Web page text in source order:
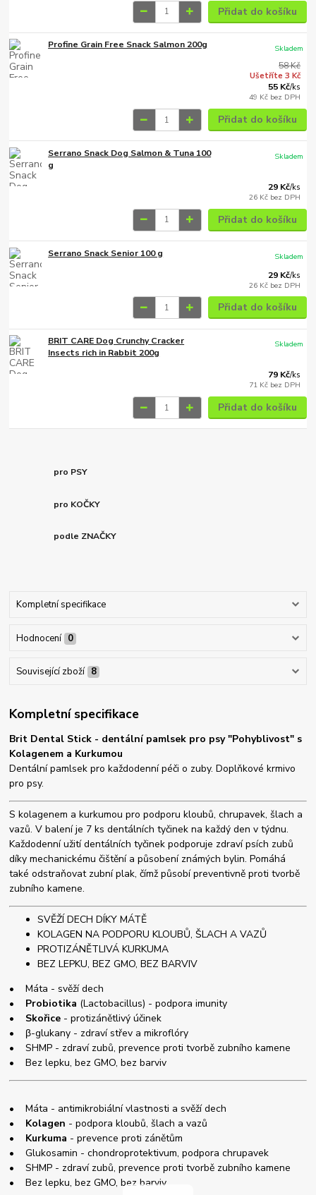
Přidat do košíku
Profine Grain Free Snack Salmon 200g
58 Kč
Ušetříte 3 Kč
55 Kč/ks
49 Kč bez DPH
Skladem
Přidat do košíku
Serrano Snack Dog Salmon & Tuna 100
g
29 Kč/ks
26 Kč bez DPH
Skladem
Přidat do košíku
Serrano Snack Senior 100 g
29 Kč/ks
26 Kč bez DPH
Skladem
Přidat do košíku
BRIT CARE Dog Crunchy Cracker
Insects rich in Rabbit 200g
79 Kč/ks
71 Kč bez DPH
Skladem
Přidat do košíku
pro PSY
pro KOČKY
podle ZNAČKY
Kompletní specifikace
Hodnocení 0
Související zboží 8
Kompletní specifikace
Brit Dental Stick - dentální pamlsek pro psy "Pohyblivost" s
Kolagenem a Kurkumou
Dentální pamlsek pro každodenní péči o zuby. Doplňkové krmivo
pro psy.
S kolagenem a kurkumou pro podporu kloubů, chrupavek, šlach a
vazů. V balení je 7 ks dentálních tyčinek na každý den v týdnu.
Každodenní užití dentálních tyčinek podporuje zdraví psích zubů
díky mechanickému čištění a působení známých bylin. Pomáhá
také odstraňovat zubní plak, čímž působí preventivně proti tvorbě
zubního kamene.
SVĚŽÍ DECH DÍKY MÁTĚ
KOLAGEN NA PODPORU KLOUBŮ, ŠLACH A VAZŮ
PROTIZÁNĚTLIVÁ KURKUMA
BEZ LEPKU, BEZ GMO, BEZ BARVIV
• Máta - svěží dech
• Probiotika (Lactobacillus) - podpora imunity
•
Skořice - protizánětlivý účinek
• β-glukany - zdraví střev a mikroflóry
• SHMP - zdraví zubů, prevence proti tvorbě zubního kamene
• Bez lepku, bez GMO, bez barviv
• Máta - antimikrobiální vlastnosti a svěží dech
• Kolagen - podpora kloubů, šlach a vazů
• Kurkuma - prevence proti zánětům
• Glukosamin - chondroprotektivum, podpora chrupavek
• SHMP - zdraví zubů, prevence proti tvorbě zubního kamene
• Bez lepku, bez GMO, bez barviv